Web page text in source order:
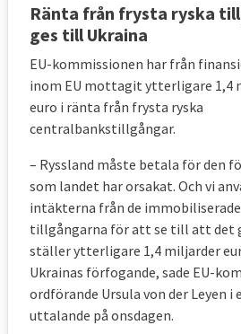
Ränta från frysta ryska
ges till Ukraina
EU-kommissionen har från
inom EU mottagit ytterligare 1,4
euro i ränta från frysta ryska
centralbankstillgångar.
– Ryssland måste betala för den
som landet har orsakat. Och vi
intäkterna från de
tillgångarna för att se till att det
ställer ytterligare 1,4 miljarder
Ukrainas förfogande, sade EU-
ordförande Ursula von der Leyen i
uttalande på onsdagen.